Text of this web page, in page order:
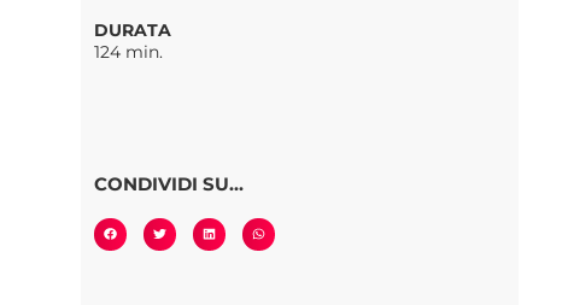
DURATA
124 min.
CONDIVIDI SU...